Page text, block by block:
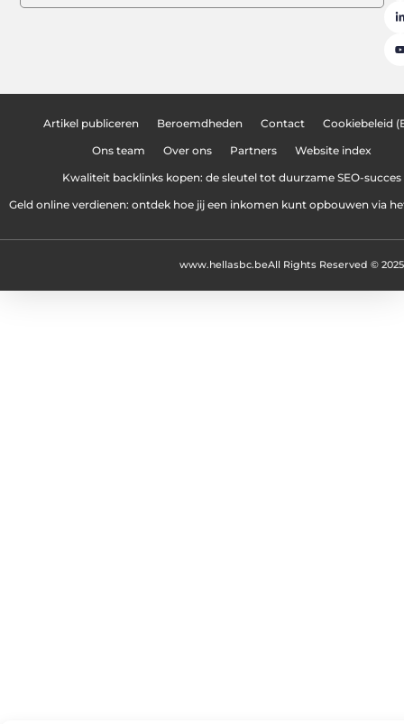
Artikel publiceren Beroemdheden Contact Cookiebeleid
Ons team Over ons Partners Website index
Kwaliteit backlinks kopen: de sleutel tot duurzame SEO-succes
Geld online verdienen: ontdek hoe jij een inkomen kunt opbouwen via
All Rights Reserved © 2025
www.hellasbc.be